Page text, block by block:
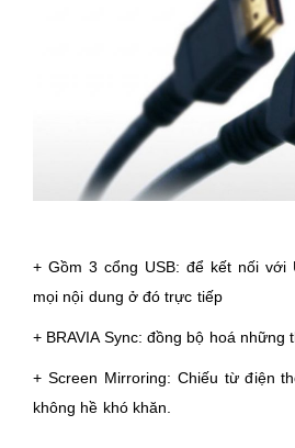
+ Gồm 3 cổng USB: để kết nối với
mọi nội dung ở đó trực tiếp
+ BRAVIA Sync: đồng bộ hoá những
+ Screen Mirroring: Chiếu từ điện
không hề khó khăn.